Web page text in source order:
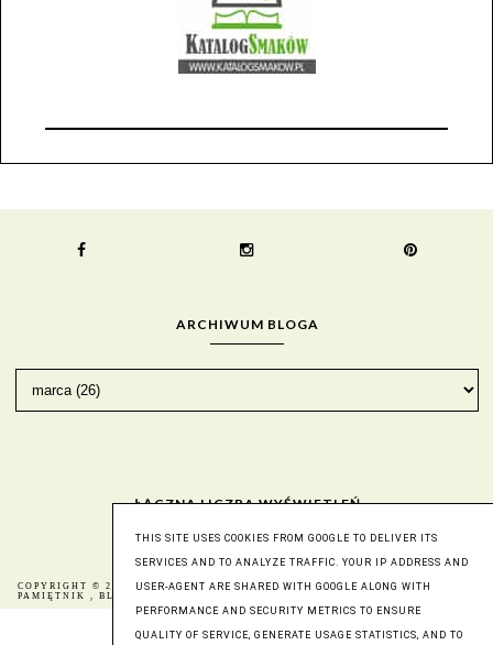
ARCHIWUM BLOGA
ŁĄCZNA LICZBA WYŚWIETLEŃ
COPYRIGHT © 2016
BERNIKA - MÓJ KULINARNY
PAMIĘTNIK , BLOGGER
BLOG DESIGN:
THIS SITE USES COOKIES FROM GOOGLE TO DELIVER ITS
SERVICES AND TO ANALYZE TRAFFIC. YOUR IP ADDRESS AND
USER-AGENT ARE SHARED WITH GOOGLE ALONG WITH
PERFORMANCE AND SECURITY METRICS TO ENSURE
QUALITY OF SERVICE, GENERATE USAGE STATISTICS, AND TO